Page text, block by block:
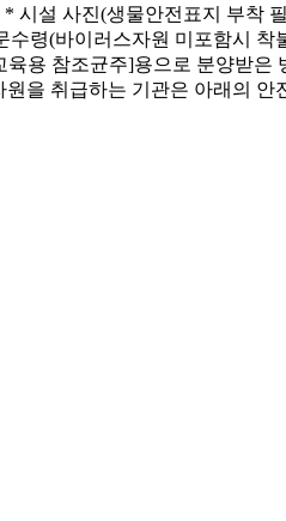
설 사진(생물안전표지 부착
령(바이러스자원 미포함시
용 참조균주]용으로 분양받
을 취급하는 기관은 아래의